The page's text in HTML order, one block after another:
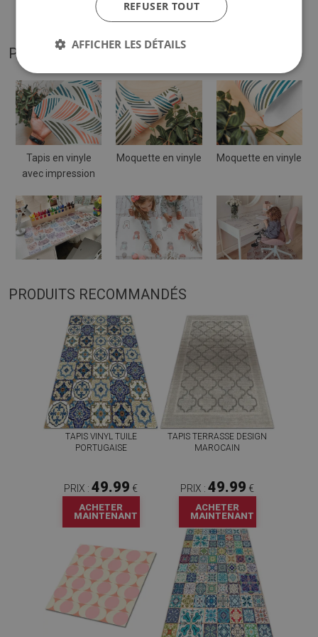
par rapport à la visualisation.
PHOTOS DE NOTRE PRODUIT
Tapis en vinyle
avec impression
Moquette en vinyle Moquette en vinyle
PRODUITS RECOMMANDÉS
TAPIS VINYL TUILE
PORTUGAISE
PRIX : 49.99 €
ACHETER
MAINTENANT
TAPIS TERRASSE DESIGN
MAROCAIN
PRIX : 49.99 €
ACHETER
MAINTENANT
REFUSER TOUT
AFFICHER LES DÉTAILS